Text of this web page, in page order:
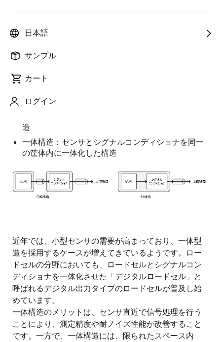
日本語
サンプル
カート
ログイン
することができます。センサ機器の開発おいて、どち
ます。
分離構造：センサとシグナルコンディショナは別々
造
一体構造：センサとシグナルコンディショナを同一
の筐体内に一体化した構造
画
像
近年では、小型センサの需要が高まっており、一体型
造を採用するケースが増えてきているようです。ロー
ドセルの分野においても、ロードセルとシグナルコン
ディショナを一体化させた「デジタルロードセル」と
呼ばれるデジタル出力タイプのロードセルが普及し始
めています。
一体構造のメリットは、センサ直近で信号処理を行う
ことにより、測定精度や耐ノイズ性能が改善すること
です。一方で、一体構造には、限られたスペース内